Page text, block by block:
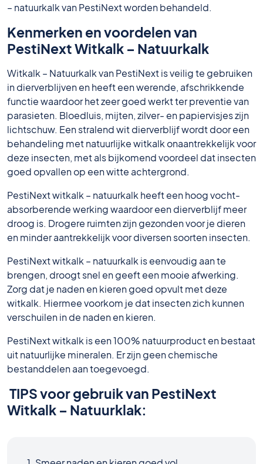
– natuurkalk van PestiNext worden behandeld.
Kenmerken en voordelen van
PestiNext Witkalk – Natuurkalk
Witkalk – Natuurkalk van PestiNext is veilig te gebruiken
in dierverblijven en heeft een werende, afschrikkende
functie waardoor het zeer goed werkt ter preventie van
parasieten. Bloedluis, mijten, zilver- en papiervisjes zijn
lichtschuw. Een stralend wit dierverblijf wordt door een
behandeling met natuurlijke witkalk onaantrekkelijk voor
deze insecten, met als bijkomend voordeel dat insecten
goed opvallen op een witte achtergrond.
PestiNext witkalk – natuurkalk heeft een hoog vocht-
absorberende werking waardoor een dierverblijf meer
droog is. Drogere ruimten zijn gezonden voor je dieren
en minder aantrekkelijk voor diversen soorten insecten.
PestiNext witkalk – natuurkalk is eenvoudig aan te
brengen, droogt snel en geeft een mooie afwerking.
Zorg dat je naden en kieren goed opvult met deze
witkalk. Hiermee voorkom je dat insecten zich kunnen
verschuilen in de naden en kieren.
PestiNext witkalk is een 100% natuurproduct en bestaat
uit natuurlijke mineralen. Er zijn geen chemische
bestanddelen aan toegevoegd.
TIPS voor gebruik van PestiNext
Witkalk – Natuurklak: